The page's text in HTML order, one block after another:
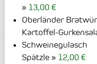
13,00 €
Oberländer
Kartoffel-
Schweinegulasch
Spätzle
12,00 €